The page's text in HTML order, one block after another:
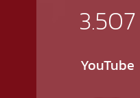
3.507
YouTube